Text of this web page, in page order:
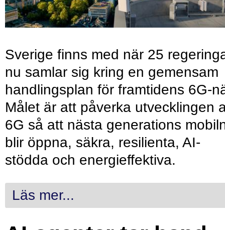
Sverige finns med när 25
nu samlar sig kring en gemensam
handlingsplan för framtidens 6G-
Målet är att påverka utvecklingen
6G så att nästa generations
blir öppna, säkra, resilienta, AI-
stödda och energieffektiva.
Läs mer...